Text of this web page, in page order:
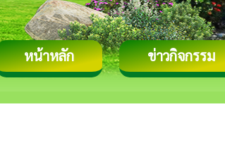
หน้าหลัก ข่าวกิจกรรม